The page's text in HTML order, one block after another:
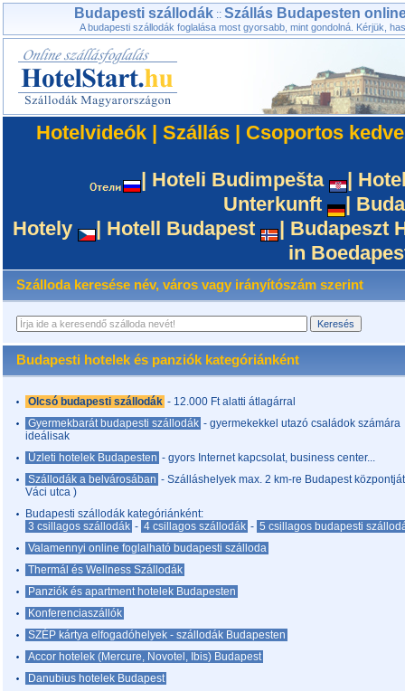
Budapesti szállodák:: Szállás Budapesten
A budapesti szállodák foglalása most gyorsabb, mint gondolná. Kérjük,
Hotelvideók | Szállás | Csoportos
| Hoteli Budimpešta |
Unterkunft
|
Hotely
| Hotell Budapest | Budapeszt
in
Szálloda keresése név, város vagy irányítószám szerint
Budapesti hotelek és panziók kategóriánként
Olcsó budapesti szállodák - 12.000 Ft alatti átlagárral
Gyermekbarát budapesti szállodák - gyermekekkel utazó családok számára
ideálisak
Üzleti hotelek Budapesten - gyors Internet kapcsolat, business center...
Szállodák a belvárosában - Szálláshelyek max. 2 km-re Budapest
Váci utca )
Budapesti szállodák kategóriánként:
3 csillagos szállodák - 4 csillagos szállodák - 5 csillagos budapesti
Valamennyi online foglalható budapesti szálloda
Thermál és Wellness Szállodák
Panziók és apartment hotelek Budapesten
Konferenciaszállók
SZÉP kártya elfogadóhelyek - szállodák Budapesten
Accor hotelek (Mercure, Novotel, Ibis) Budapest
Danubius hotelek Budapest